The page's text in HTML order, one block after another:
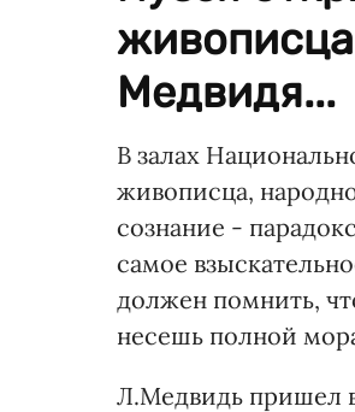
Медвидя...
В залах
живописца,
сознание -
самое
должен помнить,
несешь полной
Л.Медвидь пришел